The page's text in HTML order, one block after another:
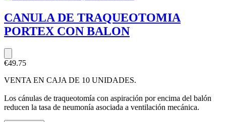
CANULA DE TRAQUEOTOMIA
PORTEX CON BALON
€49.75
VENTA EN CAJA DE 10 UNIDADES.
Los cánulas de traqueotomía con aspiración por encima del balón
reducen la tasa de neumonía asociada a ventilación mecánica.